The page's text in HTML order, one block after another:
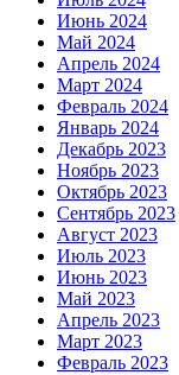
Июнь 2024
Май 2024
Апрель 2024
Март 2024
Февраль 2024
Январь 2024
Декабрь 2023
Ноябрь 2023
Октябрь 2023
Сентябрь 2023
Август 2023
Июль 2023
Июнь 2023
Май 2023
Апрель 2023
Март 2023
Февраль 2023